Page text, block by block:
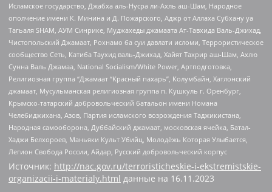
Исламское государство, Джабха аль-Нусра ли-Ахль аш-Шам, Народное
ополчение имени К. Минина и Д. Пожарского, Аджр от Аллаха Субхану уа
Тагьаля SHAM, АУМ Синрике, Муджахеды джамаата Ат-Тавхида Валь-Джихад,
Чистопольский Джамаат, Рохнамо ба суи давлати исломи, Террористическое
сообщество Сеть, Катиба Таухид валь-Джихад, Хайят Тахрир аш-Шам, Ахлю
Сунна Валь Джамаа, National Socialism/White Power, Артподготовка,
Религиозная группа “Джамаат “Красный пахарь”, Колумбайн, Хатлонский
джамаат, Мусульманская религиозная группа п. Кушкуль г. Оренбург,
Крымско-татарский добровольческий батальон имени Номана
Челебиджихана, Азов, Партия исламского возрождения Таджикистана,
Народная самооборона, Дуббайский джамаат, московская ячейка, Батал-
Хаджи Белхороев, Маньяки Культ Убийц, Молодёжь Которая Улыбается,
Легион Свобода России, Айдар, Русский добровольческий корпус
Источник: http://nac.gov.ru/terroristicheskie-i-ekstremistskie-
organizacii-i-materialy.html данные на 16.11.2023